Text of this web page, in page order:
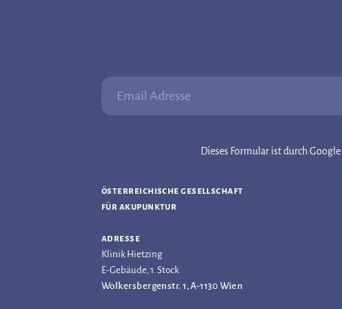
Email Adresse:
Dieses Formular ist durch
österreichische gesellschaft
für akupunktur
adresse
Klinik Hietzing
E-Gebäude, 1. Stock
Wolkersbergenstr. 1, A-1130 Wien